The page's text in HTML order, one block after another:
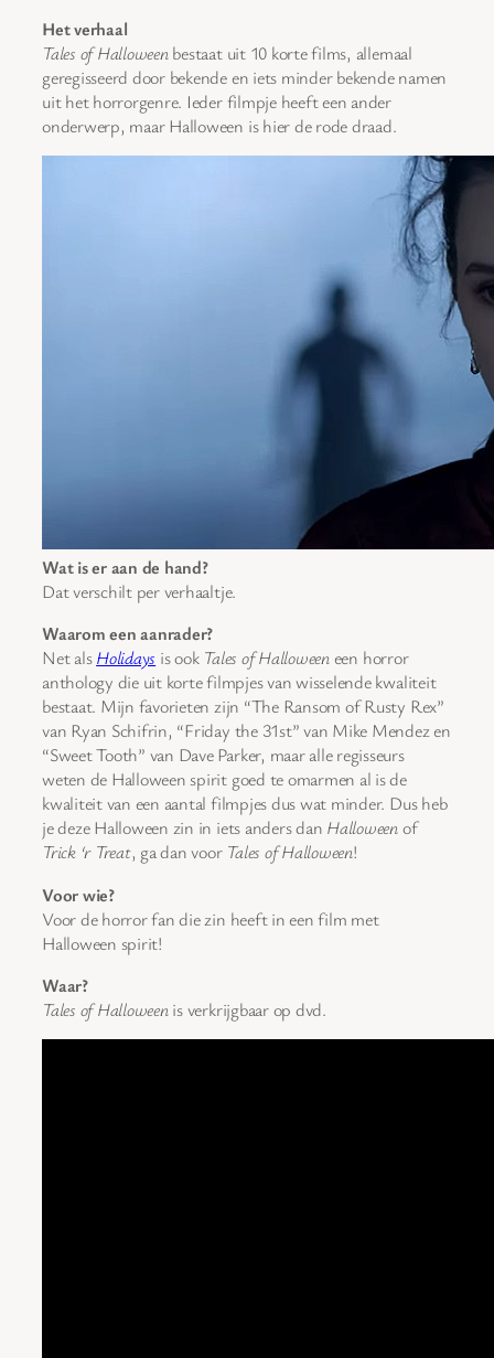
Het verhaal
Tales of Halloweenbestaat uit 10 korte films, allemaal
geregisseerd door bekende en iets minder bekende namen
uit het horrorgenre. Ieder filmpje heeft een ander
onderwerp, maar Halloween is hier de rode draad.
Wat is er aan de hand?
Dat verschilt per verhaaltje.
Waarom een aanrader?
Net alsHolidays is ook Tales of Halloweeneen horror
anthology die uit korte filmpjes van wisselende kwaliteit
bestaat. Mijn favorieten zijn “The Ransom of Rusty Rex”
van Ryan Schifrin, “Friday the 31st” van Mike Mendez en
“Sweet Tooth” van Dave Parker, maar alle regisseurs
weten de Halloween spirit goed te omarmen al is de
kwaliteit van een aantal filmpjes dus wat minder. Dus heb
je deze Halloween zin in iets anders dan Halloweenof
Trick ‘r Treat, ga dan voor Tales of Halloween!
Voor wie?
Voor de horror fan die zin heeft in een film met
Halloween spirit!
Waar?
Tales of Halloweenis verkrijgbaar op dvd.